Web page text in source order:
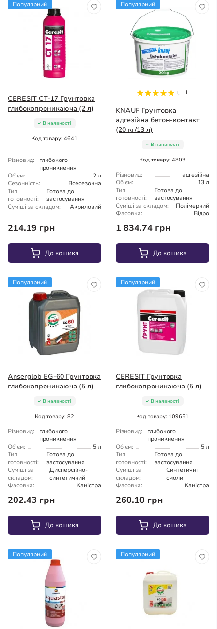
Популярний
CERESIT CT-17 Грунтовка
глибокопроникаюча (2 л)
В наявності
Код товару: 4641
Різновид:
глибокого
проникнення
Об'єм:
2 л
Сезонність:
Всесезонна
Тип
готовності:
Готова до
застосування
Суміші за складом:
Акриловий
214.19 грн
До кошика
Популярний
1
KNAUF Грунтовка
адгезійна бетон-контакт
(20 кг/13 л)
В наявності
Код товару: 4803
Різновид:
адгезійна
Об'єм:
13 л
Тип
готовності:
Готова до
застосування
Суміші за складом:
Полімерний
Фасовка:
Відро
1 834.74 грн
До кошика
Популярний
Anserglob EG-60 Грунтовка
глибокопроникаюча (5 л)
В наявності
Код товару: 82
Різновид:
глибокого
проникнення
Об'єм:
5 л
Тип
готовності:
Готова до
застосування
Суміші за
складом:
Дисперсійно-
синтетичний
Фасовка:
Каністра
202.43 грн
До кошика
Популярний
CERESIT Грунтовка
глибокопроникаюча (5 л)
В наявності
Код товару: 109651
Різновид:
глибокого
проникнення
Об'єм:
5 л
Тип
готовності:
Готова до
застосування
Суміші за
складом:
Синтетичні
смоли
Фасовка:
Каністра
260.10 грн
До кошика
Популярний Популярний